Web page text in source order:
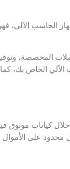
الحاسب الآلي،
المخصصة،
الخاص بك، كما
كيانات موثوق
على